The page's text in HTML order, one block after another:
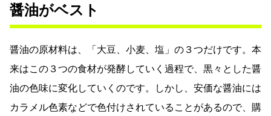
醤油がベスト
醤油の原材料は、「大豆、小麦、塩」の３つだけです。本
来はこの３つの食材が発酵していく過程で、黒々とした醤
油の色味に変化していくのです。しかし、安価な醤油には
カラメル色素などで色付けされていることがあるので、購